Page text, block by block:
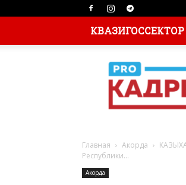
КВАЗИГОССЕКТОР
Главная Акорда
Республики...
Акорда